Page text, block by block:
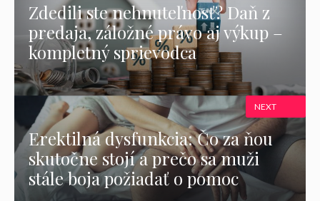
Zdedili ste nehnuteľnosť? Daň z
predaja, záložné právo aj výkup –
kompletný sprievodca
Erektilná dysfunkcia: Čo za ňou
skutočne stojí a prečo sa muži
stále boja požiadať o pomoc
NEXT